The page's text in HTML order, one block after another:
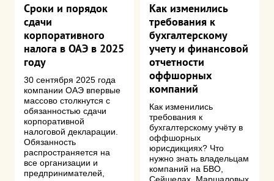
Сроки и порядок
сдачи
корпоративного
налога в ОАЭ в 2025
году
30 сентября 2025 года
компании ОАЭ впервые
массово столкнутся с
обязанностью сдачи
корпоративной
налоговой декларации.
Обязанность
распространяется на
все организации и
предпринимателей,
Как изменились
требования к
бухгалтерскому
учету и финансовой
отчетности
оффшорных
компаний
Как изменились
требования к
бухгалтерскому учёту в
оффшорных
юрисдикциях? Что
нужно знать владельцам
компаний на БВО,
Сейшелах, Маршаловых